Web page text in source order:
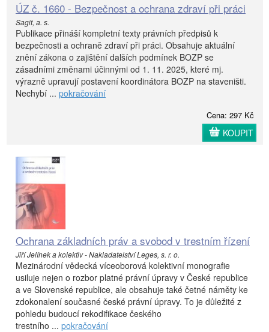
ÚZ č. 1660 - Bezpečnost a ochrana zdraví při práci
Sagit, a. s.
Publikace přináší kompletní texty právních předpisů k
bezpečnosti a ochraně zdraví při práci. Obsahuje aktuální
znění zákona o zajištění dalších podmínek BOZP se
zásadními změnami účinnými od 1. 11. 2025, které mj.
výrazně upravují postavení koordinátora BOZP na staveništi.
Nechybí ... pokračování
Cena: 297 Kč
KOUPIT
Ochrana základních práv a svobod v trestním řízení
Jiří Jelínek a kolektiv - Nakladatelství Leges, s. r. o.
Mezinárodní vědecká víceoborová kolektivní monografie
usiluje nejen o rozbor platné právní úpravy v České republice
a ve Slovenské republice, ale obsahuje také četné náměty ke
zdokonalení současné české právní úpravy. To je důležité z
pohledu budoucí rekodifikace českého
trestního ... pokračování